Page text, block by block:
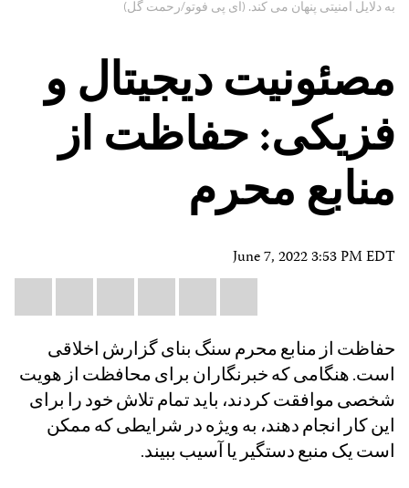
به دلایل امنیتی پنهان می کند. (ای پی فوتو/رحمت گل)
مصئونیت دیجیتال و
فزیکی: حفاظت از
منابع محرم
June 7, 2022 3:53 PM EDT
حفاظت از منابع محرم سنگ بنای گزارش اخلاقی
است. هنگامی که خبرنگاران برای محافظت از هویت
شخصی موافقت کردند، باید تمام تلاش خود را برای
این کار انجام دهند، به ویژه در شرایطی که ممکن
است یک منبع دستگیر یا آسیب ببیند.